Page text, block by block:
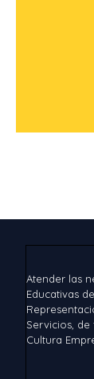
Atender las
Educativas
Servicios,
Cultura